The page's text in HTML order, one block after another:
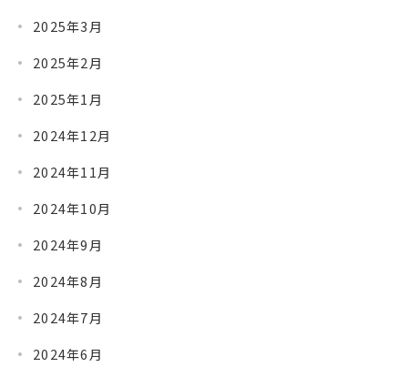
2025年3月
2025年2月
2025年1月
2024年12月
2024年11月
2024年10月
2024年9月
2024年8月
2024年7月
2024年6月